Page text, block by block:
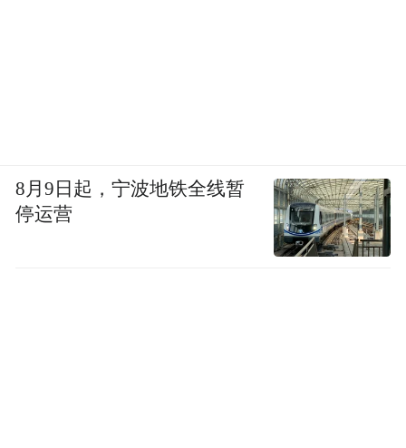
8月9日起，宁波地铁全线暂
停运营